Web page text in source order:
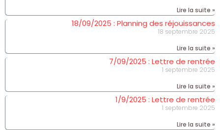
Lire la suite »
18/09/2025 : Planning des réjouissances
18 septembre 2025
Lire la suite »
7/09/2025 : Lettre de rentrée
1 septembre 2025
Lire la suite »
1/9/2025 : Lettre de rentrée
1 septembre 2025
Lire la suite »